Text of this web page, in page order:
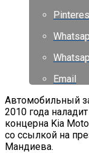
Email
Автомобильный
2010 года
концерна Kia
со ссылкой на
Мандиева.